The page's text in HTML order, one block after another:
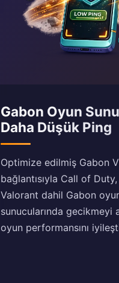
Gabon Oyun
Daha Düşük Ping
Optimize edilmiş Gabon
bağlantısıyla Call of
Valorant dahil Gabon
sunucularında gecikmeyi
oyun performansını